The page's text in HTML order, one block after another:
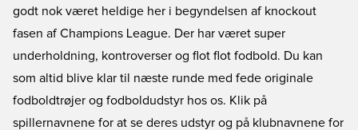
godt nok været heldige her i begyndelsen af knockout
fasen af Champions League. Der har været super
underholdning, kontroverser og flot flot fodbold. Du kan
som altid blive klar til næste runde med fede originale
fodboldtrøjer og fodboldudstyr hos os. Klik på
spillernavnene for at se deres udstyr og på klubnavnene for